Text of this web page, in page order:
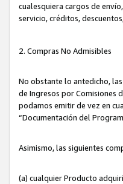
cualesquiera cargos de
servicio, créditos,
2. Compras No Admisibles
No obstante lo antedicho,
de Ingresos por Comisiones
podamos emitir de vez en
“Documentación del
Asimismo, las siguientes
(a) cualquier Producto